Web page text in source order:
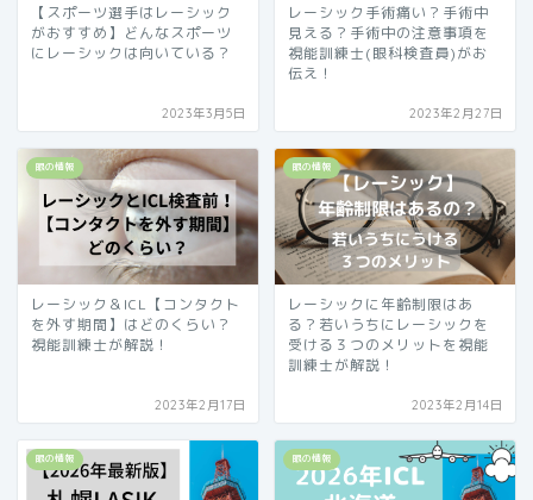
【スポーツ選手はレーシック
がおすすめ】どんなスポーツ
にレーシックは向いている？
2023年3月5日
レーシック手術痛い？手術中
見える？手術中の注意事項を
視能訓練士(眼科検査員)がお
伝え！
2023年2月27日
眼の情報
レーシック＆ICL【コンタクト
を外す期間】はどのくらい？
視能訓練士が解説！
2023年2月17日
眼の情報
レーシックに年齢制限はあ
る？若いうちにレーシックを
受ける３つのメリットを視能
訓練士が解説！
2023年2月14日
眼の情報 眼の情報